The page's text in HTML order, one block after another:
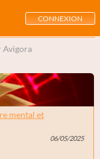
CONNEXION
Avigora
mental et
06/05/2025